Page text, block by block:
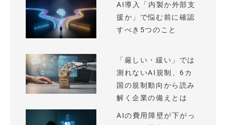
AI導入「内製か外部支
援か」で悩む前に確認
すべき5つのこと
「厳しい・緩い」では
測れないAI規制、6カ
国の規制動向から読み
解く企業の備えとは
AIの費用障壁が下がっ